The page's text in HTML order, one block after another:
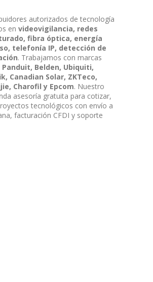
autorizados de tecnología
envideovigilancia, redes
fibra óptica, energía
telefonía IP, detección de
. Trabajamos con marcas
Panduit, Belden, Ubiquiti,
Canadian Solar, ZKTeco,
Charofil y Epcom. Nuestro
asesoría gratuita para cotizar,
tecnológicos con envío a
facturación CFDI y soporte